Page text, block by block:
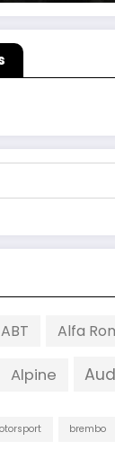
ABT Alfa
Alpine
brembo